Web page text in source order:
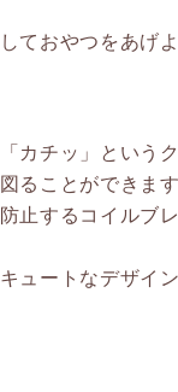
ておやつをあげ
カチッ」という
ることができます
止するコイルブ
ュートなデザイ